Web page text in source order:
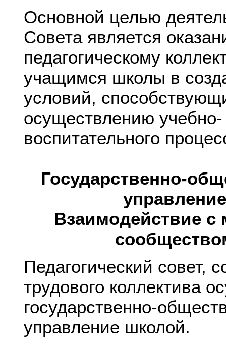
Основной целью
Совета является
педагогическому
учащимся школы в
условий,
осуществлению учебно-
воспитательного
Государственно-
Взаимодействие с
Педагогический совет,
трудового коллектива
государственно-
управление школой.